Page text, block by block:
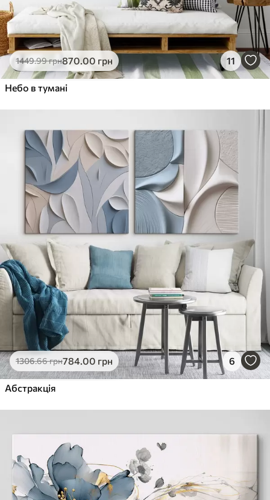
1449.99грн870.00 грн 11
Небо в тумані
1306.66грн784.00 грн 6
Абстракція